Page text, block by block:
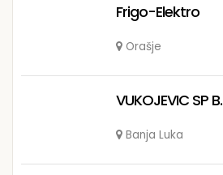
Frigo-Elektro
Orašje
VUKOJEVIC SP B.
Banja Luka